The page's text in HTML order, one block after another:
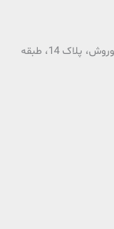
تهران، پاسداران، خیابان قبا، کوچه کوروش، پلاک 14، طبقه